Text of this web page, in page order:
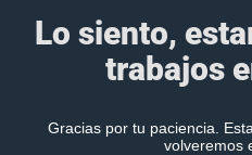
Lo siento,
trabajos
Gracias por tu paciencia.
volveremos